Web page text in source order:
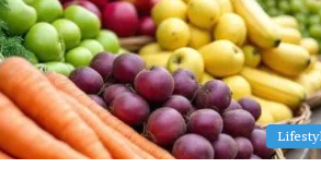
ப்
பு
…
!
!
!